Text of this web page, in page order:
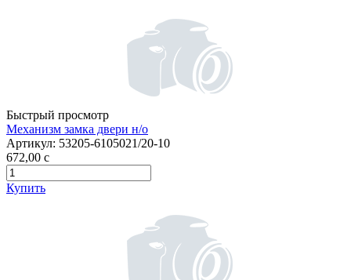
Быстрый просмотр
Механизм замка двери н/о
Артикул: 53205-6105021/20-10
672,00 c
Купить